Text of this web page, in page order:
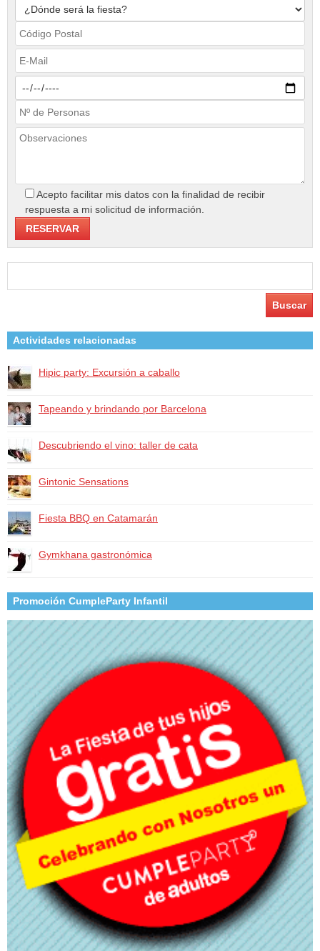
Acepto facilitar mis datos con la finalidad de recibir
respuesta a mi solicitud de información.
Actividades relacionadas
Hipic party: Excursión a caballo
Tapeando y brindando por Barcelona
Descubriendo el vino: taller de cata
Gintonic Sensations
Fiesta BBQ en Catamarán
Gymkhana gastronómica
Promoción CumpleParty Infantil